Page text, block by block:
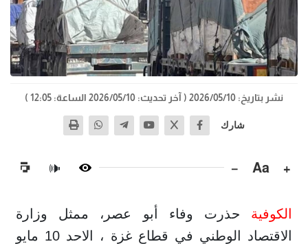
نشر بتاريخ: 2026/05/10 ( آخر تحديث: 2026/05/10 الساعة: 12:05 )
شارك
+
Aa
−
🔊
الكوفية حذرت وفاء أبو عصر، ممثل وزارة
الاقتصاد الوطني في قطاع غزة ، الاحد 10 مايو